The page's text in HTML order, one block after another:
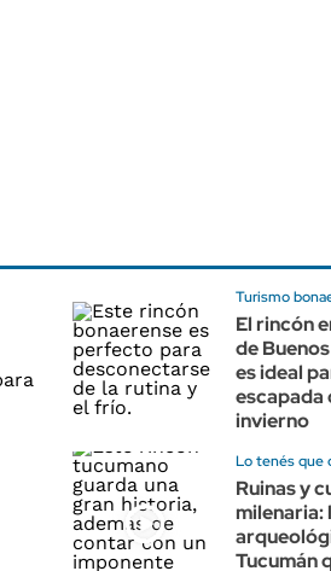
Turismo
El rincón
de
es ideal
escapada
invierno
Lo tenés que
Ruinas y
milenaria:
Tucumán